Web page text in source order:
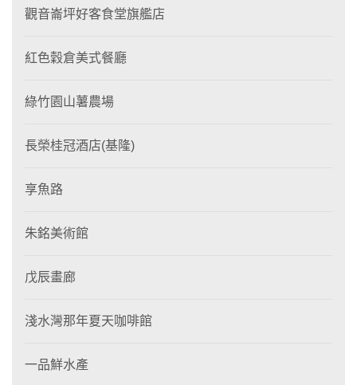
觀音崙坪好客食堂旗艦店
紅色穀倉美式餐廳
綠竹園山薯農場
長榮桂冠酒店(基隆)
享魚路
朱銘美術館
戊辰畫廊
淺水灣那年夏天咖啡館
一品鮮水產